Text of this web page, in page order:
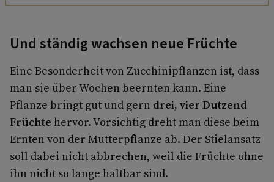
Und ständig wachsen neue Früchte
Eine Besonderheit von Zucchinipflanzen ist, dass
man sie über Wochen beernten kann. Eine
Pflanze bringt gut und gern drei, vier Dutzend
Früchte hervor. Vorsichtig dreht man diese beim
Ernten von der Mutterpflanze ab. Der Stielansatz
soll dabei nicht abbrechen, weil die Früchte ohne
ihn nicht so lange haltbar sind.